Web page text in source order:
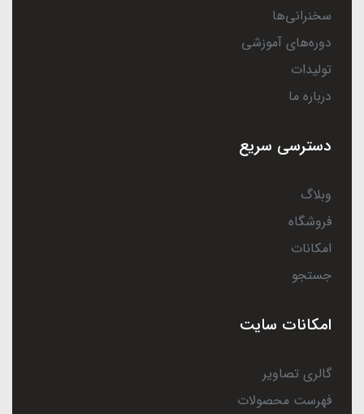
سخنرانی‌ها
دوره‌های آموزشی
تولیدات
درباره ما
دسترسی سریع
وبلاگ
فروشگاه
امکانات
جستجو
امکانات سایت
گالری تصاویر
فهرست محصولات